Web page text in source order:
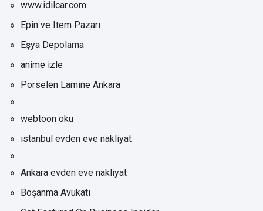
www.idilcar.com
Epin ve Item Pazarı
Eşya Depolama
anime izle
Porselen Lamine Ankara
webtoon oku
istanbul evden eve nakliyat
Ankara evden eve nakliyat
Boşanma Avukatı